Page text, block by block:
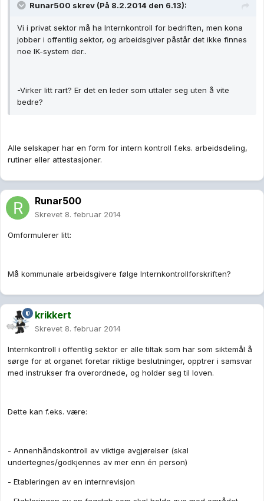
Runar500 skrev (På 8.2.2014 den 6.13):
Vi i privat sektor må ha Internkontroll for bedriften, men kona
jobber i offentlig sektor, og arbeidsgiver påstår det ikke finnes
noe IK-system der..
-Virker litt rart? Er det en leder som uttaler seg uten å vite
bedre?
Alle selskaper har en form for intern kontroll f.eks. arbeidsdeling,
rutiner eller attestasjoner.
Runar500
Skrevet 8. februar 2014
Omformulerer litt:
Må kommunale arbeidsgivere følge Internkontrollforskriften?
krikkert
Skrevet 8. februar 2014
Internkontroll i offentlig sektor er alle tiltak som har som siktemål å
sørge for at organet foretar riktige beslutninger, opptrer i samsvar
med instrukser fra overordnede, og holder seg til loven.
Dette kan f.eks. være:
- Annenhåndskontroll av viktige avgjørelser (skal
undertegnes/godkjennes av mer enn én person)
- Etableringen av en internrevisjon